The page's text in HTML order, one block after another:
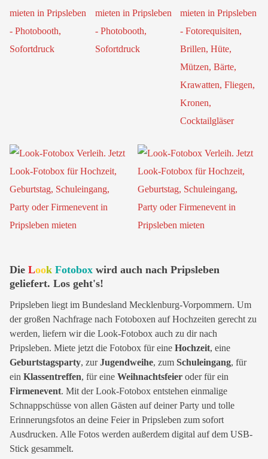
Die Look Fotobox wird auch nach Pripsleben
geliefert. Los geht's!
Pripsleben liegt im Bundesland Mecklenburg-Vorpommern. Um
der großen Nachfrage nach Fotoboxen auf Hochzeiten gerecht zu
werden, liefern wir die Look-Fotobox auch zu dir nach
Pripsleben. Miete jetzt die Fotobox für eine Hochzeit, eine
Geburtstagsparty, zurJugendweihe, zum Schuleingang, für
ein Klassentreffen, für eine Weihnachtsfeier oder für ein
Firmenevent. Mit der Look-Fotobox entstehen einmalige
Schnappschüsse von allen Gästen auf deiner Party und tolle
Erinnerungsfotos an deine Feier in Pripsleben zum sofort
Ausdrucken. Alle Fotos werden außerdem digital auf dem USB-
Stick gesammelt.